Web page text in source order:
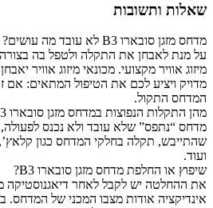
שאלות ותשובות
מדחס מזגן סובארו B3 לא עובד מה עושים?
על מנת לאבחן את התקלה ולטפל בה
מיזוג אוויר מקצועי. מכונאי מיזוג אוויר
מדויק ויציע לכם את הטיפול המתאים: אם
המדחס התקול.
מהן התקלות הנפוצות במדחס מזגן סובארו B3?
מדחס “נתפס” שלא עובד ולא נכנס
שהתייבש, תקלה בחלקי המדחס כגון
ועוד.
שיפוץ או החלפת מדחס מזגן סובארו B3?
את ההחלטה יש לקבל לאחר דיאגנוסטיקה
אינדיקציה אודות מצבו המכני של המדחס.